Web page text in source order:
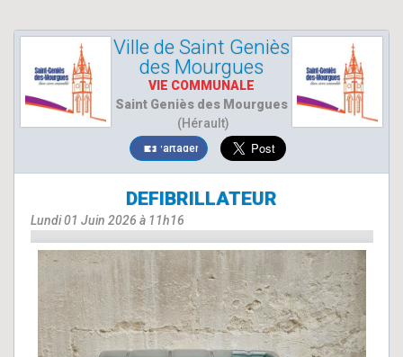
Ville de Saint Geniès
des Mourgues
VIE COMMUNALE
Saint Geniès des Mourgues
(Hérault)
Partager
DEFIBRILLATEUR
Lundi 01 Juin 2026 à 11h16